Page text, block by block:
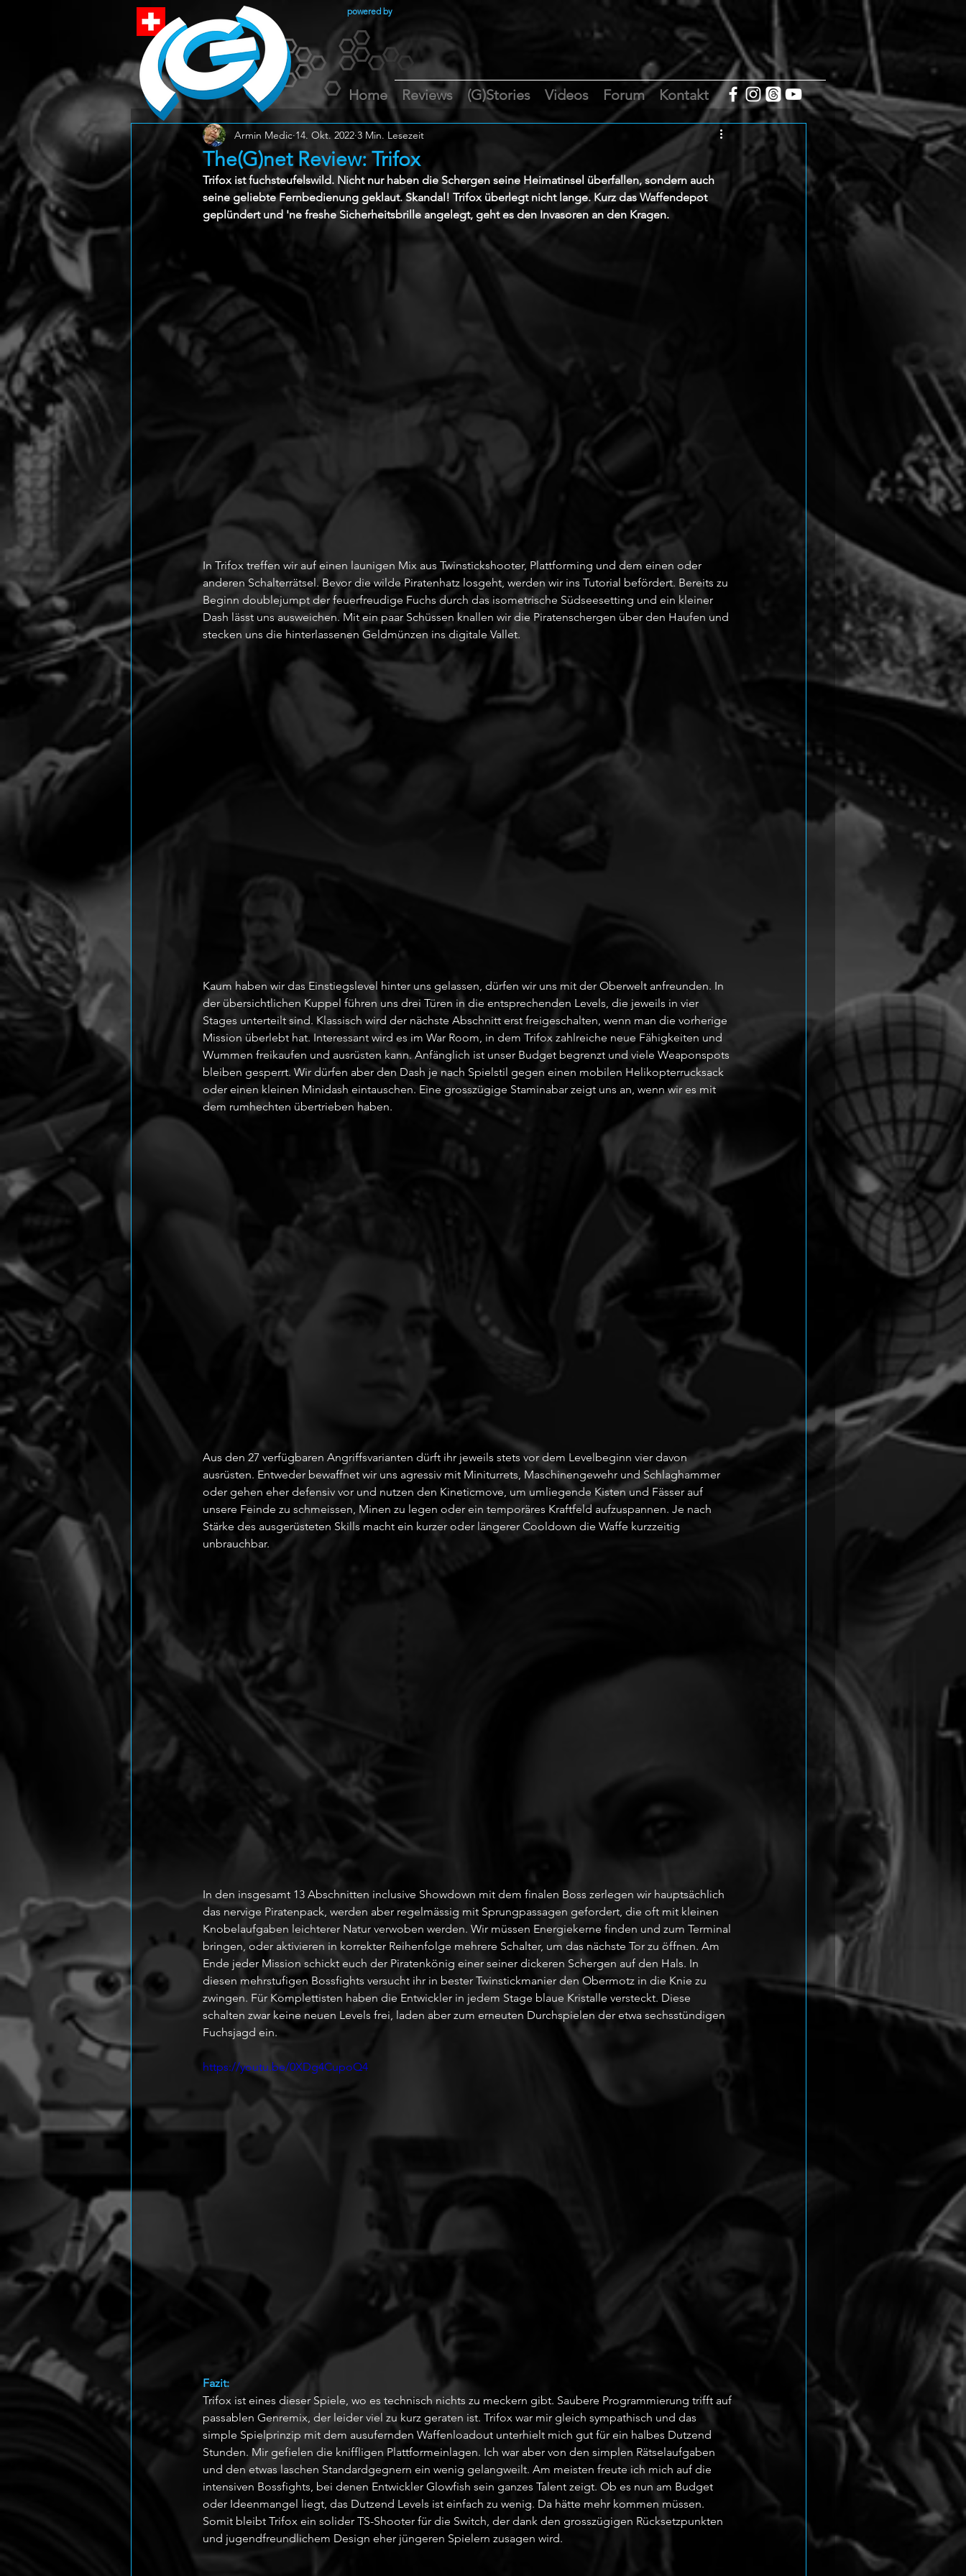
powered by
Home Reviews (G)Stories Videos Forum Kontakt
The(G)net Review: Trifox
Armin Medic 14. Okt. 2022 3 Min. Lesezeit
Trifox ist fuchsteufelswild. Nicht nur haben die Schergen seine Heimatinsel überfallen, sondern auch
seine geliebte Fernbedienung geklaut. Skandal! Trifox überlegt nicht lange. Kurz das Waffendepot
geplündert und 'ne freshe Sicherheitsbrille angelegt, geht es den Invasoren an den Kragen.
In Trifox treffen wir auf einen launigen Mix aus Twinstickshooter, Plattforming und dem einen oder
anderen Schalterrätsel. Bevor die wilde Piratenhatz losgeht, werden wir ins Tutorial befördert. Bereits zu
Beginn doublejumpt der feuerfreudige Fuchs durch das isometrische Südseesetting und ein kleiner
Dash lässt uns ausweichen. Mit ein paar Schüssen knallen wir die Piratenschergen über den Haufen und
stecken uns die hinterlassenen Geldmünzen ins digitale Vallet.
Kaum haben wir das Einstiegslevel hinter uns gelassen, dürfen wir uns mit der Oberwelt anfreunden. In
der übersichtlichen Kuppel führen uns drei Türen in die entsprechenden Levels, die jeweils in vier
Stages unterteilt sind. Klassisch wird der nächste Abschnitt erst freigeschalten, wenn man die vorherige
Mission überlebt hat. Interessant wird es im War Room, in dem Trifox zahlreiche neue Fähigkeiten und
Wummen freikaufen und ausrüsten kann. Anfänglich ist unser Budget begrenzt und viele Weaponspots
bleiben gesperrt. Wir dürfen aber den Dash je nach Spielstil gegen einen mobilen Helikopterrucksack
oder einen kleinen Minidash eintauschen. Eine grosszügige Staminabar zeigt uns an, wenn wir es mit
dem rumhechten übertrieben haben.
Aus den 27 verfügbaren Angriffsvarianten dürft ihr jeweils stets vor dem Levelbeginn vier davon
ausrüsten. Entweder bewaffnet wir uns agressiv mit Miniturrets, Maschinengewehr und Schlaghammer
oder gehen eher defensiv vor und nutzen den Kineticmove, um umliegende Kisten und Fässer auf
unsere Feinde zu schmeissen, Minen zu legen oder ein temporäres Kraftfeld aufzuspannen. Je nach
Stärke des ausgerüsteten Skills macht ein kurzer oder längerer Cooldown die Waffe kurzzeitig
unbrauchbar.
In den insgesamt 13 Abschnitten inclusive Showdown mit dem finalen Boss zerlegen wir hauptsächlich
das nervige Piratenpack, werden aber regelmässig mit Sprungpassagen gefordert, die oft mit kleinen
Knobelaufgaben leichterer Natur verwoben werden. Wir müssen Energiekerne finden und zum Terminal
bringen, oder aktivieren in korrekter Reihenfolge mehrere Schalter, um das nächste Tor zu öffnen. Am
Ende jeder Mission schickt euch der Piratenkönig einer seiner dickeren Schergen auf den Hals. In
diesen mehrstufigen Bossfights versucht ihr in bester Twinstickmanier den Obermotz in die Knie zu
zwingen. Für Komplettisten haben die Entwickler in jedem Stage blaue Kristalle versteckt. Diese
schalten zwar keine neuen Levels frei, laden aber zum erneuten Durchspielen der etwa sechsstündigen
Fuchsjagd ein.
https://youtu.be/0XDg4CupoQ4
Fazit:
Trifox ist eines dieser Spiele, wo es technisch nichts zu meckern gibt. Saubere Programmierung trifft auf
passablen Genremix, der leider viel zu kurz geraten ist. Trifox war mir gleich sympathisch und das
simple Spielprinzip mit dem ausufernden Waffenloadout unterhielt mich gut für ein halbes Dutzend
Stunden. Mir gefielen die kniffligen Plattformeinlagen. Ich war aber von den simplen Rätselaufgaben
und den etwas laschen Standardgegnern ein wenig gelangweilt. Am meisten freute ich mich auf die
intensiven Bossfights, bei denen Entwickler Glowfish sein ganzes Talent zeigt. Ob es nun am Budget
oder Ideenmangel liegt, das Dutzend Levels ist einfach zu wenig. Da hätte mehr kommen müssen.
Somit bleibt Trifox ein solider TS-Shooter für die Switch, der dank den grosszügigen Rücksetzpunkten
und jugendfreundlichem Design eher jüngeren Spielern zusagen wird.